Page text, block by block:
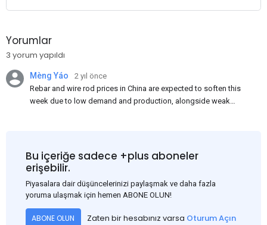
Yorumlar
3 yorum yapıldı
Mèng Yáo
2 yıl önce
Rebar and wire rod prices in China are expected to soften this
week due to low demand and production, alongside weak
Bu içeriğe sadece +plus aboneler
erişebilir.
Piyasalara dair düşüncelerinizi paylaşmak ve daha fazla
yoruma ulaşmak için hemen ABONE OLUN!
ABONE OLUN Zaten bir hesabınız varsa Oturum Açın